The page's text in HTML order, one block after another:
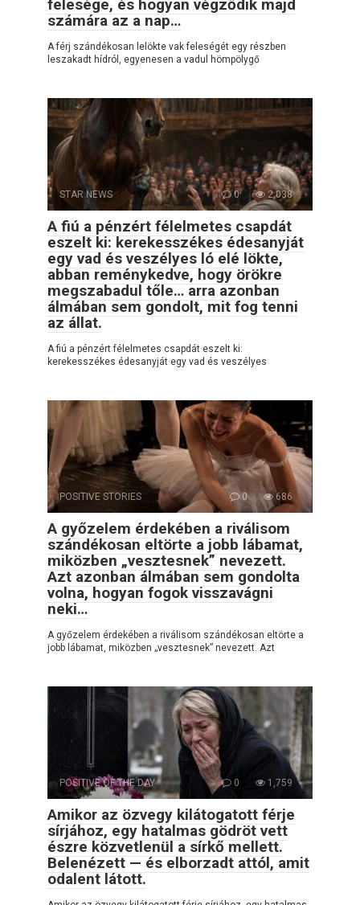
felesége, és hogyan végződik majd
számára az a nap…
A férj szándékosan lelökte vak feleségét egy részben
leszakadt hídról, egyenesen a vadul hömpölygő
STAR NEWS 0 2,038
A fiú a pénzért félelmetes csapdát
eszelt ki: kerekesszékes édesanyját
egy vad és veszélyes ló elé lökte,
abban reménykedve, hogy örökre
megszabadul tőle… arra azonban
álmában sem gondolt, mit fog tenni
az állat.
A fiú a pénzért félelmetes csapdát eszelt ki:
kerekesszékes édesanyját egy vad és veszélyes
POSITIVE STORIES 0 686
A győzelem érdekében a riválisom
szándékosan eltörte a jobb lábamat,
miközben „vesztesnek” nevezett.
Azt azonban álmában sem gondolta
volna, hogyan fogok visszavágni
neki…
A győzelem érdekében a riválisom szándékosan eltörte a
jobb lábamat, miközben „vesztesnek” nevezett. Azt
POSITIVE OF THE DAY 0 1,759
Amikor az özvegy kilátogatott férje
sírjához, egy hatalmas gödröt vett
észre közvetlenül a sírkő mellett.
Belenézett — és elborzadt attól, amit
odalent látott.